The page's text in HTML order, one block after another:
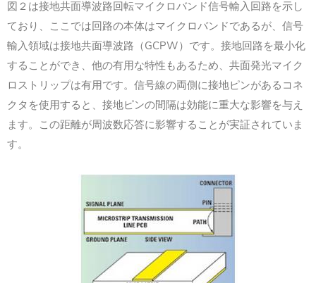
図２は接地共面導波路回転マイクロバンド信号輸入回路を示し
ており、ここでは回路の本体はマイクロバンドであるが、信号
輸入領域は接地共面導波路（GCPW）です。接地回路を最小化
することができ、他の有用な特性もあるため、共面発光マイク
ロストリップは有用です。信号線の両側に接地ピンがあるコネ
クタを使用すると、接地ピンの間隔は効能に重大な影響を与え
ます。この距離が周波数応答に影響することが実証されていま
す。